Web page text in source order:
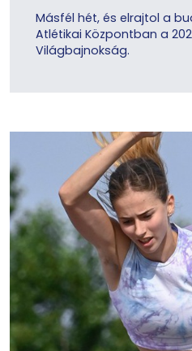
Másfél hét, és elrajtol a
Atlétikai Központban a
Világbajnokság.